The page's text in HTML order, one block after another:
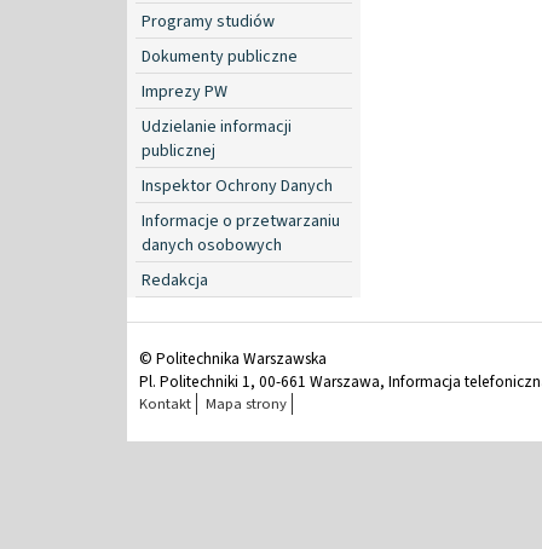
Programy studiów
Dokumenty publiczne
Imprezy PW
Udzielanie informacji
publicznej
Inspektor Ochrony Danych
Informacje o przetwarzaniu
danych osobowych
Redakcja
© Politechnika Warszawska
Pl. Politechniki 1, 00-661 Warszawa, Informacja
Kontakt Mapa strony